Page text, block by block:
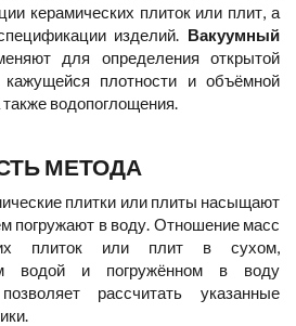
керамических плиток или плит, а
изделий. Вакуумный
для определения открытой
кажущейся плотности и объёмной
также водопоглощения.
МЕТОДА
плитки или плиты насыщают
погружают в воду. Отношение масс
плиток или плит в сухом,
водой и погружённом в воду
рассчитать указанные